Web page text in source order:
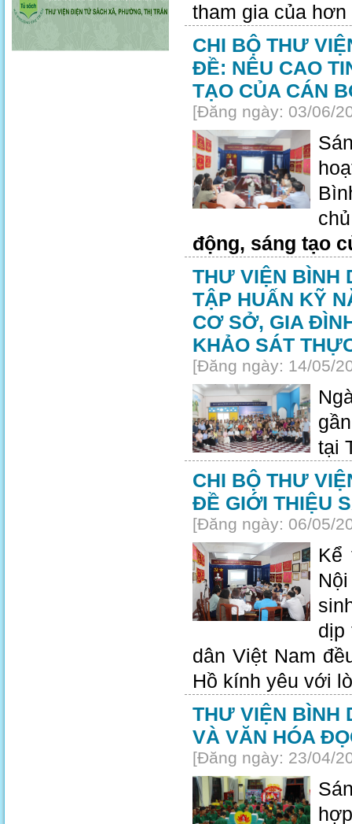
tham gia của
CHI BỘ THƯ
ĐỀ: NÊU CAO
TẠO CỦA CÁN
[Đăng ngày: 03/06/
động, sáng tạo
THƯ VIỆN BÌNH
TẬP HUẤN KỸ
CƠ SỞ, GIA
KHẢO SÁT
[Đăng ngày: 14/05/
tại
CHI BỘ THƯ
ĐỀ GIỚI THIỆU
[Đăng ngày: 06/05/
Kể
dịp
dân Việt Nam
Hồ kính yêu với
THƯ VIỆN BÌNH
VÀ VĂN HÓA
[Đăng ngày: 23/04/